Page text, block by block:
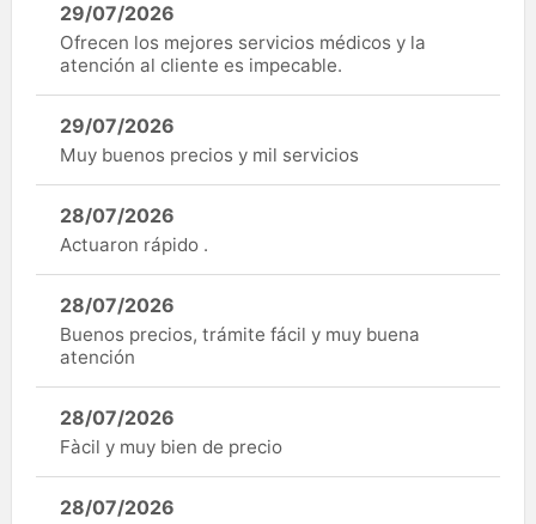
29/07/2026
Ofrecen los mejores servicios médicos y la
atención al cliente es impecable.
29/07/2026
Muy buenos precios y mil servicios
28/07/2026
Actuaron rápido .
28/07/2026
Buenos precios, trámite fácil y muy buena
atención
28/07/2026
Fàcil y muy bien de precio
28/07/2026